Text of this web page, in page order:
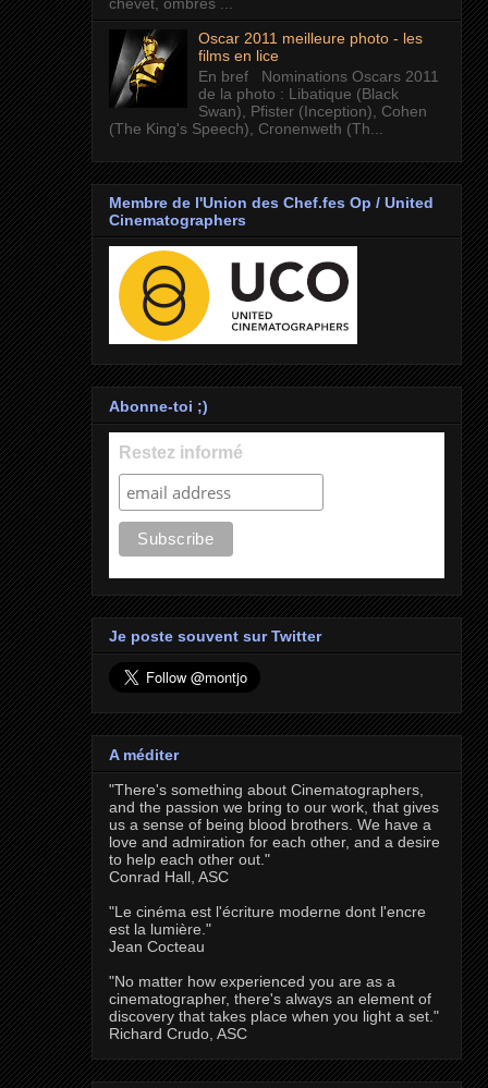
Oscar 2011 meilleure photo - les
films en lice
En bref Nominations Oscars 2011
de la photo : Libatique (Black
Swan), Pfister (Inception), Cohen
(The King's Speech), Cronenweth (Th...
Membre de l'Union des Chef.fes Op / United
Cinematographers
Abonne-toi ;)
Restez informé
Je poste souvent sur Twitter
A méditer
"There's something about Cinematographers,
and the passion we bring to our work, that gives
us a sense of being blood brothers. We have a
love and admiration for each other, and a desire
to help each other out."
Conrad Hall, ASC
"Le cinéma est l'écriture moderne dont l'encre
est la lumière."
Jean Cocteau
"No matter how experienced you are as a
cinematographer, there's always an element of
discovery that takes place when you light a set."
Richard Crudo, ASC